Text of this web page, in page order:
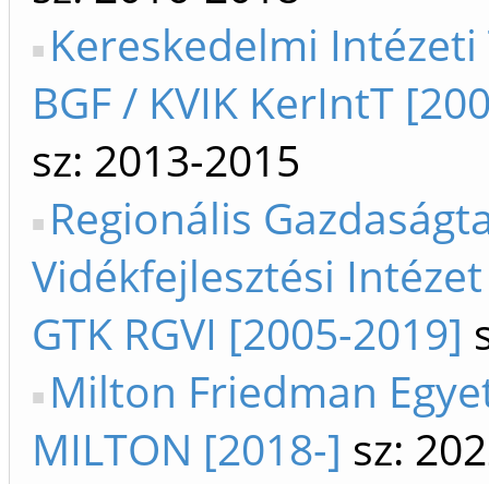
Kereskedelmi Intézeti
BGF / KVIK KerIntT
sz: 2013-2015
Regionális
Vidékfejlesztési Intézet
GTK RGVI [2005-2019]
Milton Friedman
MILTON [2018-] sz: